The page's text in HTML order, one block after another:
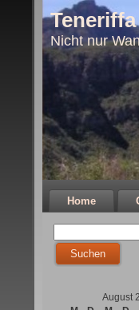
Nicht nur
Home
August